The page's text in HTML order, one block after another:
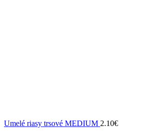
Umelé riasy trsové MEDIUM 2.10€